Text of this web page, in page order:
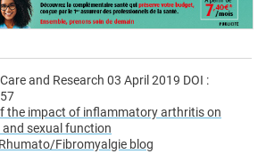
and Research 03 April 2019 DOI :
the impact of inflammatory arthritis on
sexual function
Rhumato/Fibromyalgie blog